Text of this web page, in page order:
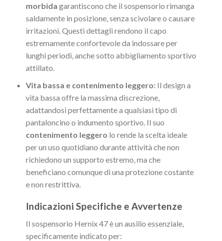
morbida garantiscono che il sospensorio rimanga
saldamente in posizione, senza scivolare o causare
irritazioni. Questi dettagli rendono il capo
estremamente confortevole da indossare per
lunghi periodi, anche sotto abbigliamento sportivo
attillato.
Vita bassa e contenimento leggero:Il design a
vita bassa offre la massima discrezione,
adattandosi perfettamente a qualsiasi tipo di
pantaloncino o indumento sportivo. Il suo
contenimento leggero lo rende la scelta ideale
per un uso quotidiano durante attività che non
richiedono un supporto estremo, ma che
beneficiano comunque di una protezione costante
e non restrittiva.
Indicazioni Specifiche e Avvertenze
Il sospensorio Hernix 47 è un ausilio essenziale,
specificamente indicato per: